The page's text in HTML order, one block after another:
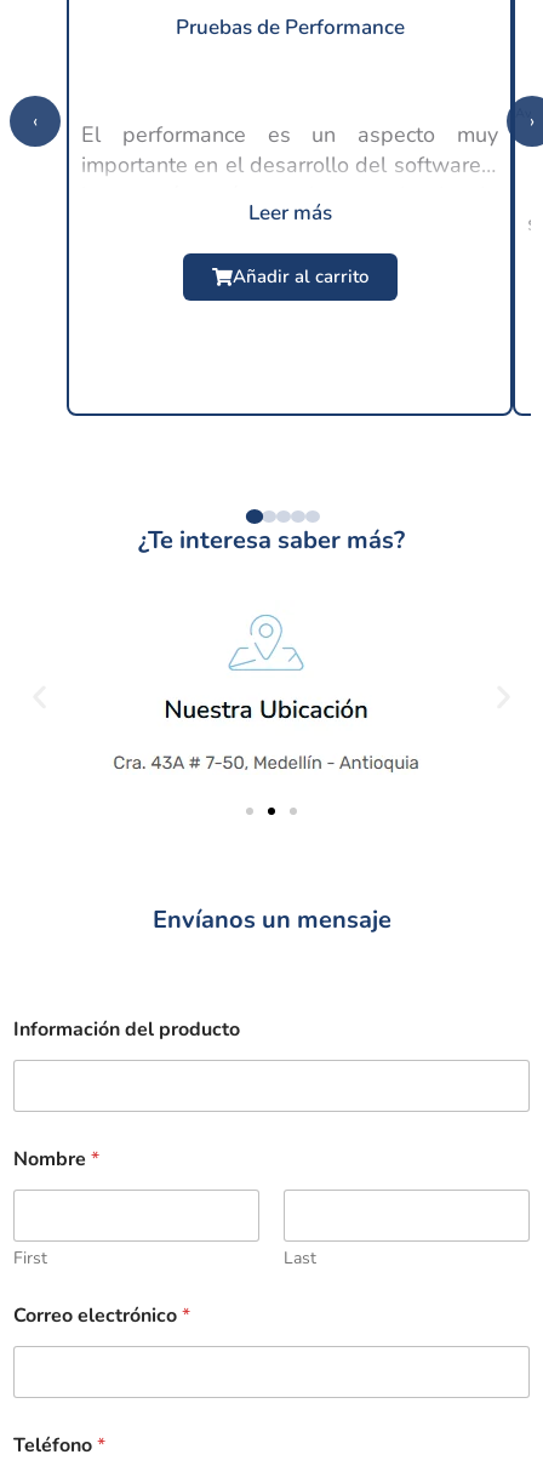
Pruebas de Performance
El performance es un aspecto muy
importante en el desarrollo del software y
usuario, ya que en este punto se espera
un buen rendimiento por parte de las
$24.99 USD
Leer más
Añadir al carrito
‹ ›
¿Te interesa saber más?
Envíanos un mensaje
Información del producto
Nombre *
First Last
Correo electrónico*
Teléfono*